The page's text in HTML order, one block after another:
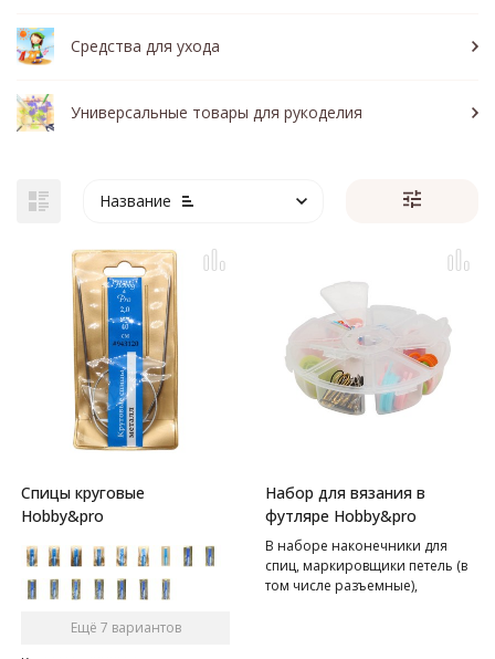
Средства для ухода
Универсальные товары для рукоделия
Название
Спицы круговые
Hobby&pro
Ещё 7 вариантов
Набор для вязания в
футляре Hobby&pro
В наборе наконечники для
спиц, маркировщики петель (в
том числе разъемные),